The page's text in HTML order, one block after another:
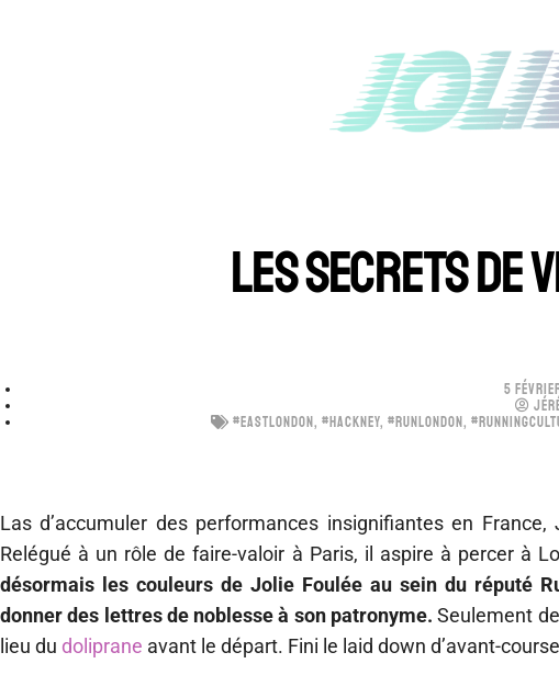
LES SECRETS DE
5
#EASTLONDON, #HACKNEY, #RUNLONDON,
Las d’accumuler des performances insignifiantes en
Relégué à un rôle de faire-valoir à Paris, il aspire à percer à
désormais les couleurs de Jolie Foulée au sein du réputé
donner des lettres de noblesse à son patronyme. Seulement
lieu du doliprane avant le départ. Fini le laid down d’avant-